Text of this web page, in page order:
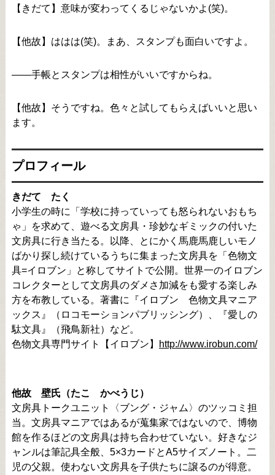
【きだて】意味が変わってくるじゃないかよ(笑)。
【他故】ははは(笑)。まあ、スタンプも面白いですよ。
――手帳とスタンプは相性がいいですからね。
【他故】そうですね。色々と試してもらえばいいと思い
ます。
プロフィール
きだて たく
小学生の時に「学校に持っていっても怒られないおもち
ゃ」を求めて、遊べる文房具・珍妙なギミックの付いた
文房具に行き当たる。以降、とにかく馬鹿馬鹿しいモノ
ばかり探し続けているうちに集まった文房具を「色物文
具=イロブン」と称してサイトで公開。世界一のイロブン
コレクターとして文房具のダメさ加減をも愛する楽しみ
方を布教している。著書に『イロブン 色物文具マニア
ックス』（ロコモーションパブリッシング）、『愛しの
駄文具』（飛鳥新社）など。
色物文具専門サイト【イロブン】
http://www.irobun.com/
他故 壁氏（たこ かべうじ）
文房具トークユニット〈ブング・ジャム〉のツッコミ担
当。文房具マニアではあるが蒐集家ではないので、博物
館を作るほどの文房具は持ち合わせていない。好きなジ
ャンルは筆記具全般、5×3カードとA5サイズノート。二
児の父親。使わない文房具を子供たちに譲るのが得意。